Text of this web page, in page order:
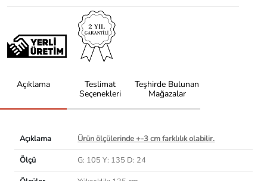
Açıklama
Teslimat
Seçenekleri
Teşhirde Bulunan
Mağazalar
Açıklama
Ürün ölçülerinde +-3 cm farklılık olabilir.
Ölçü
G: 105 Y: 135 D: 24